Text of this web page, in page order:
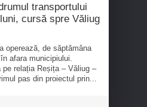
transportului
cursă spre Văliug
operează, de săptămâna
afara municipiului.
relația Reșița – Văliug –
pas din proiectul prin...